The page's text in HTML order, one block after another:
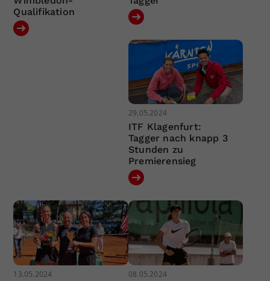
Qualifikation
29.05.2024
ITF Klagenfurt:
Tagger nach knapp 3
Stunden zu
Premierensieg
13.05.2024 08.05.2024